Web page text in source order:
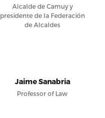
Alcalde de Camuy y
presidente de la Federación
de Alcaldes
Jaime Sanabria
Professor of Law